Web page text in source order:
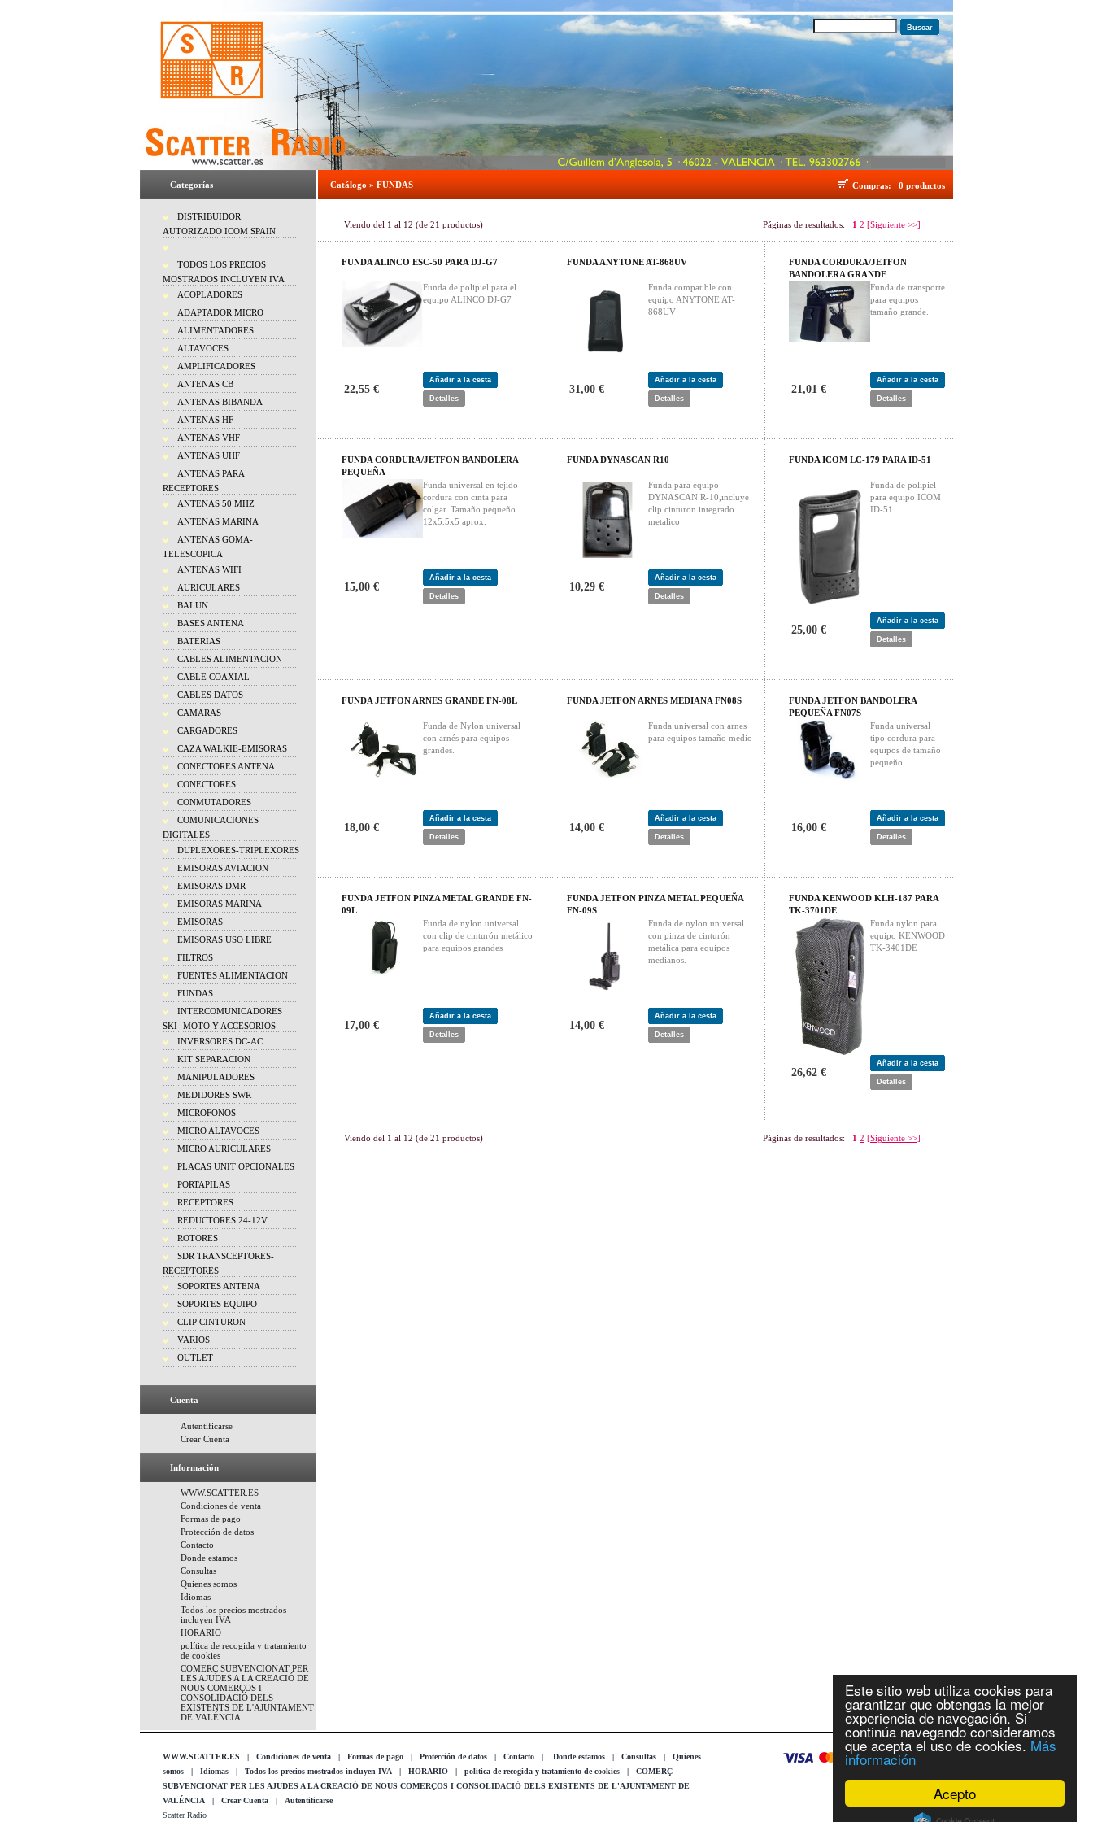
Acepto
Este sitio web utiliza cookies para
garantizar que obtengas la mejor
experiencia de navegación. Si
continúa navegando consideramos
que acepta el uso de cookies. Más
información
Buscar
Categorías
DISTRIBUIDOR
AUTORIZADO ICOM SPAIN
TODOS LOS PRECIOS
MOSTRADOS INCLUYEN IVA
ACOPLADORES
ADAPTADOR MICRO
ALIMENTADORES
ALTAVOCES
AMPLIFICADORES
ANTENAS CB
ANTENAS BIBANDA
ANTENAS HF
ANTENAS VHF
ANTENAS UHF
ANTENAS PARA
RECEPTORES
ANTENAS 50 MHZ
ANTENAS MARINA
ANTENAS GOMA-
TELESCOPICA
ANTENAS WIFI
AURICULARES
BALUN
BASES ANTENA
BATERIAS
CABLES ALIMENTACION
CABLE COAXIAL
CABLES DATOS
CAMARAS
CARGADORES
CAZA WALKIE-EMISORAS
CONECTORES ANTENA
CONECTORES
CONMUTADORES
COMUNICACIONES
DIGITALES
DUPLEXORES-TRIPLEXORES
EMISORAS AVIACION
EMISORAS DMR
EMISORAS MARINA
EMISORAS
EMISORAS USO LIBRE
FILTROS
FUENTES ALIMENTACION
FUNDAS
INTERCOMUNICADORES
SKI- MOTO Y ACCESORIOS
INVERSORES DC-AC
KIT SEPARACION
MANIPULADORES
MEDIDORES SWR
MICROFONOS
MICRO ALTAVOCES
MICRO AURICULARES
PLACAS UNIT OPCIONALES
PORTAPILAS
RECEPTORES
REDUCTORES 24-12V
ROTORES
SDR TRANSCEPTORES-
RECEPTORES
SOPORTES ANTENA
SOPORTES EQUIPO
CLIP CINTURON
VARIOS
OUTLET
Cuenta
Autentificarse
Crear Cuenta
Información
WWW.SCATTER.ES
Condiciones de venta
Formas de pago
Protección de datos
Contacto
Donde estamos
Consultas
Quienes somos
Idiomas
Todos los precios mostrados
incluyen IVA
HORARIO
política de recogida y tratamiento
de cookies
COMERÇ SUBVENCIONAT PER
LES AJUDES A LA CREACIÓ DE
NOUS COMERÇOS I
CONSOLIDACIÓ DELS
EXISTENTS DE L'AJUNTAMENT
DE VALÉNCIA
Catálogo » FUNDAS Compras: 0 productos
Viendo del 1 al 12 (de 21 productos) Páginas de resultados: 1 2 [Siguiente >>]
FUNDA ALINCO ESC-50 PARA DJ-G7
Funda de polipiel para el
equipo ALINCO DJ-G7
22,55 €
Añadir a la cesta
Detalles
FUNDA ANYTONE AT-868UV
Funda compatible con
equipo ANYTONE AT-
868UV
31,00 €
Añadir a la cesta
Detalles
FUNDA CORDURA/JETFON
BANDOLERA GRANDE
Funda de transporte
para equipos
tamaño grande.
21,01 €
Añadir a la cesta
Detalles
FUNDA CORDURA/JETFON BANDOLERA
PEQUEÑA
Funda universal en tejido
cordura con cinta para
colgar. Tamaño pequeño
12x5.5x5 aprox.
15,00 €
Añadir a la cesta
Detalles
FUNDA DYNASCAN R10
Funda para equipo
DYNASCAN R-10,incluye
clip cinturon integrado
metalico
10,29 €
Añadir a la cesta
Detalles
FUNDA ICOM LC-179 PARA ID-51
Funda de polipiel
para equipo ICOM
ID-51
25,00 €
Añadir a la cesta
Detalles
FUNDA JETFON ARNES GRANDE FN-08L
Funda de Nylon universal
con arnés para equipos
grandes.
18,00 €
Añadir a la cesta
Detalles
FUNDA JETFON ARNES MEDIANA FN08S
Funda universal con arnes
para equipos tamaño medio
14,00 €
Añadir a la cesta
Detalles
FUNDA JETFON BANDOLERA
PEQUEÑA FN07S
Funda universal
tipo cordura para
equipos de tamaño
pequeño
16,00 €
Añadir a la cesta
Detalles
FUNDA JETFON PINZA METAL GRANDE FN-
09L
Funda de nylon universal
con clip de cinturón metálico
para equipos grandes
17,00 €
Añadir a la cesta
Detalles
FUNDA JETFON PINZA METAL PEQUEÑA
FN-09S
Funda de nylon universal
con pinza de cinturón
metálica para equipos
medianos.
14,00 €
Añadir a la cesta
Detalles
FUNDA KENWOOD KLH-187 PARA
TK-3701DE
Funda nylon para
equipo KENWOOD
TK-3401DE
26,62 €
Añadir a la cesta
Detalles
Viendo del 1 al 12 (de 21 productos) Páginas de resultados: 1 2 [Siguiente >>]
WWW.SCATTER.ES | Condiciones de venta | Formas de pago | Protección de datos | Contacto | Donde estamos | Consultas | Quienes
somos | Idiomas | Todos los precios mostrados incluyen IVA | HORARIO | política de recogida y tratamiento de cookies | COMERÇ
SUBVENCIONAT PER LES AJUDES A LA CREACIÓ DE NOUS COMERÇOS I CONSOLIDACIÓ DELS EXISTENTS DE L'AJUNTAMENT DE
VALÉNCIA | Crear Cuenta | Autentificarse
Scatter Radio